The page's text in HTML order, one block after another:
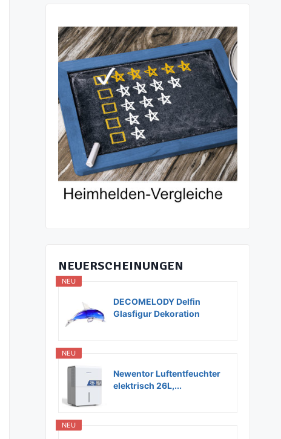
NEUERSCHEINUNGEN
NEU
DECOMELODY Delfin
Glasfigur Dekoration
NEU
Newentor Luftentfeuchter
elektrisch 26L,...
NEU